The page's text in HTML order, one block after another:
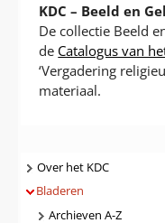
KDC – Beeld en
De collectie Beeld
de Catalogus van
‘Vergadering
materiaal.
Navigatie
Over het KDC
Bladeren
Archieven A-Z